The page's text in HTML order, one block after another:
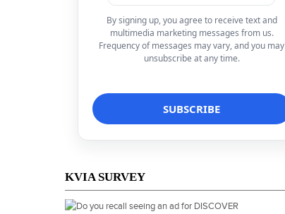
By signing up, you agree to receive text and
multimedia marketing messages from us.
Frequency of messages may vary, and you may
unsubscribe at any time.
KVIA SURVEY